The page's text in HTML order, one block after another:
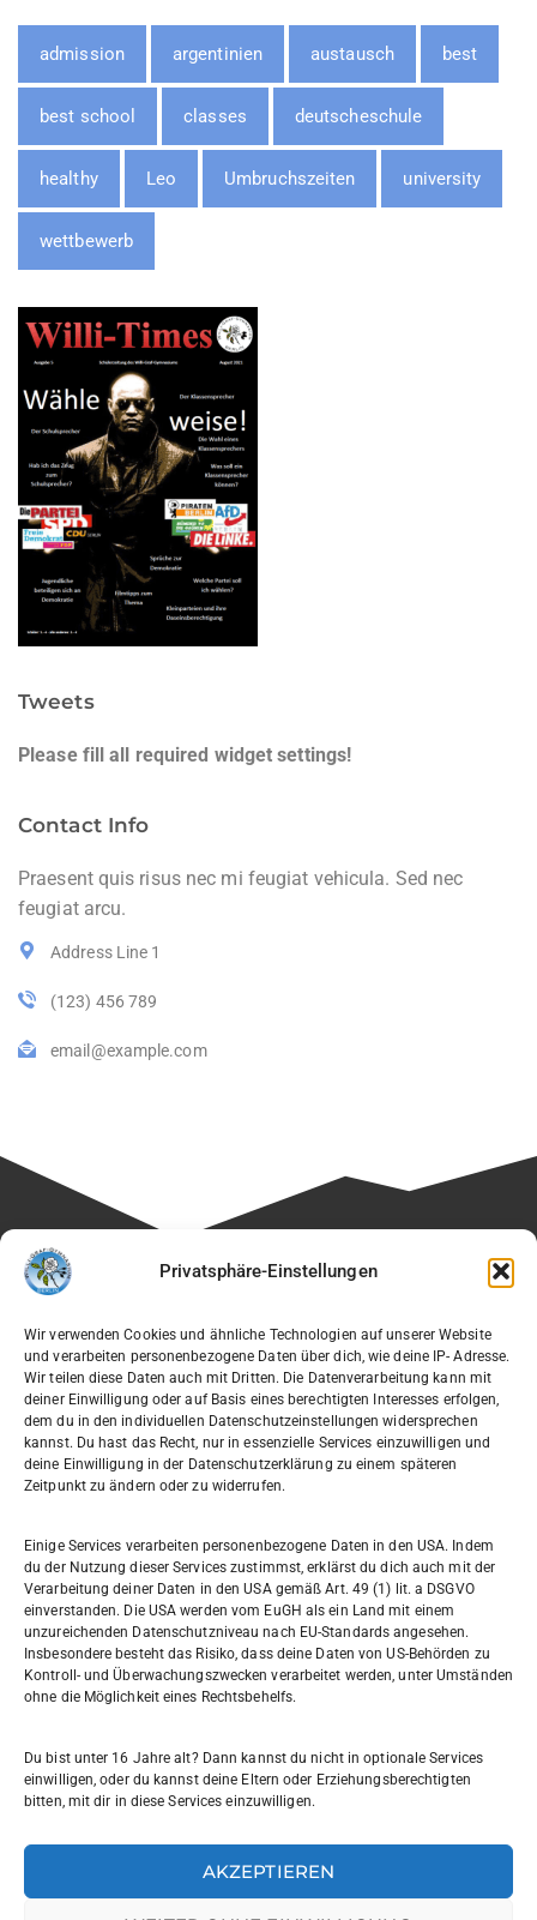
Privatsphäre-Einstellungen
Wir verwenden Cookies und ähnliche Technologien auf unserer Website
und verarbeiten personenbezogene Daten über dich, wie deine IP- Adresse.
Wir teilen diese Daten auch mit Dritten. Die Datenverarbeitung kann mit
deiner Einwilligung oder auf Basis eines berechtigten Interesses erfolgen,
dem du in den individuellen Datenschutzeinstellungen widersprechen
kannst. Du hast das Recht, nur in essenzielle Services einzuwilligen und
deine Einwilligung in der Datenschutzerklärung zu einem späteren
Zeitpunkt zu ändern oder zu widerrufen.
Einige Services verarbeiten personenbezogene Daten in den USA. Indem
du der Nutzung dieser Services zustimmst, erklärst du dich auch mit der
Verarbeitung deiner Daten in den USA gemäß Art. 49 (1) lit. a DSGVO
einverstanden. Die USA werden vom EuGH als ein Land mit einem
unzureichenden Datenschutzniveau nach EU-Standards angesehen.
Insbesondere besteht das Risiko, dass deine Daten von US-Behörden zu
Kontroll- und Überwachungszwecken verarbeitet werden, unter Umständen
ohne die Möglichkeit eines Rechtsbehelfs.
Du bist unter 16 Jahre alt? Dann kannst du nicht in optionale Services
einwilligen, oder du kannst deine Eltern oder Erziehungsberechtigten
bitten, mit dir in diese Services einzuwilligen.
AKZEPTIEREN
admission argentinien austausch best
best school classes deutscheschule
healthy Leo Umbruchszeiten university
wettbewerb
Tweets
Please fill all required widget settings!
Contact Info
Praesent quis risus nec mi feugiat vehicula. Sed nec
feugiat arcu.
Address Line 1
(123) 456 789
email@example.com
Besuchen Sie auch die Seite unseres Fördervereins:
Willi-Graf-Gymnasium
Ostpreußendamm 166
12207 Berlin
030 7729004
030772057999
Schul- und Rechtsträger: Land Berlin
Sekretariat:
Verantwortlicher Website:
leinenbach@willi-graf-os.de